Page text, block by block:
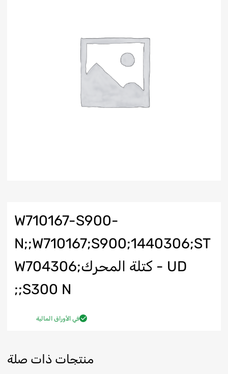
W710167-S900-
N;;W710167;S900;1440306;ST
UD - كتلة المحرك;W704306
S300 N;;
في الأوراق المالية
منتجات ذات صلة